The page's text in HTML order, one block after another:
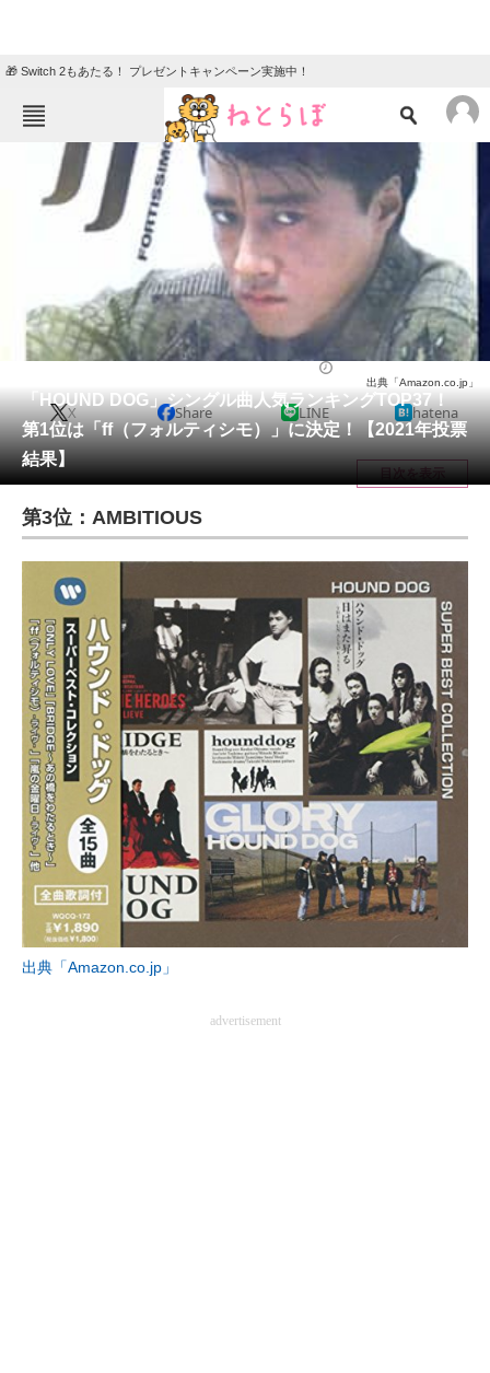
🎁 Switch 2もあたる！ プレゼントキャンペーン実施中！
ねとらぼメニュー
ニュース
クイズ
地域
住まい 教育・育児
動物
会員記事
メディア
注目記事を集めた総合ページ
ITの今と未来を見通す
スマホと通信の最新トレンド
進化するPCとデバイスの未来
好きが集まる 比べて選べる
ビジネスと働き方のヒント
AI活用のいまが分かる
企業ITのトレンドを詳説
経営リーダーのコミュニティ
マーケ×ITの今がよく分かる
ITエンジニア向け専門サイト
「HOUND DOG」シングル曲人気ランキングTOP37！
第1位は「ff（フォルティシモ）」に決定！【2021年投票
結果】
出典「Amazon.co.jp」
X Share LINE hatena
目次を表示
第3位：AMBITIOUS
出典「Amazon.co.jp」
advertisement